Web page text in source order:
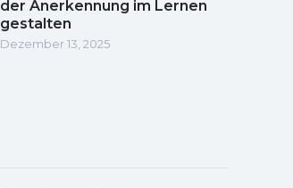
der Anerkennung im Lernen
gestalten
Dezember 13, 2025